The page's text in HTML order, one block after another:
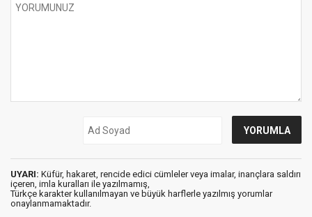
UYARI: Küfür, hakaret, rencide edici cümleler veya imalar, inançlara saldırı
içeren, imla kuralları ile yazılmamış,
Türkçe karakter kullanılmayan ve büyük harflerle yazılmış yorumlar
onaylanmamaktadır.